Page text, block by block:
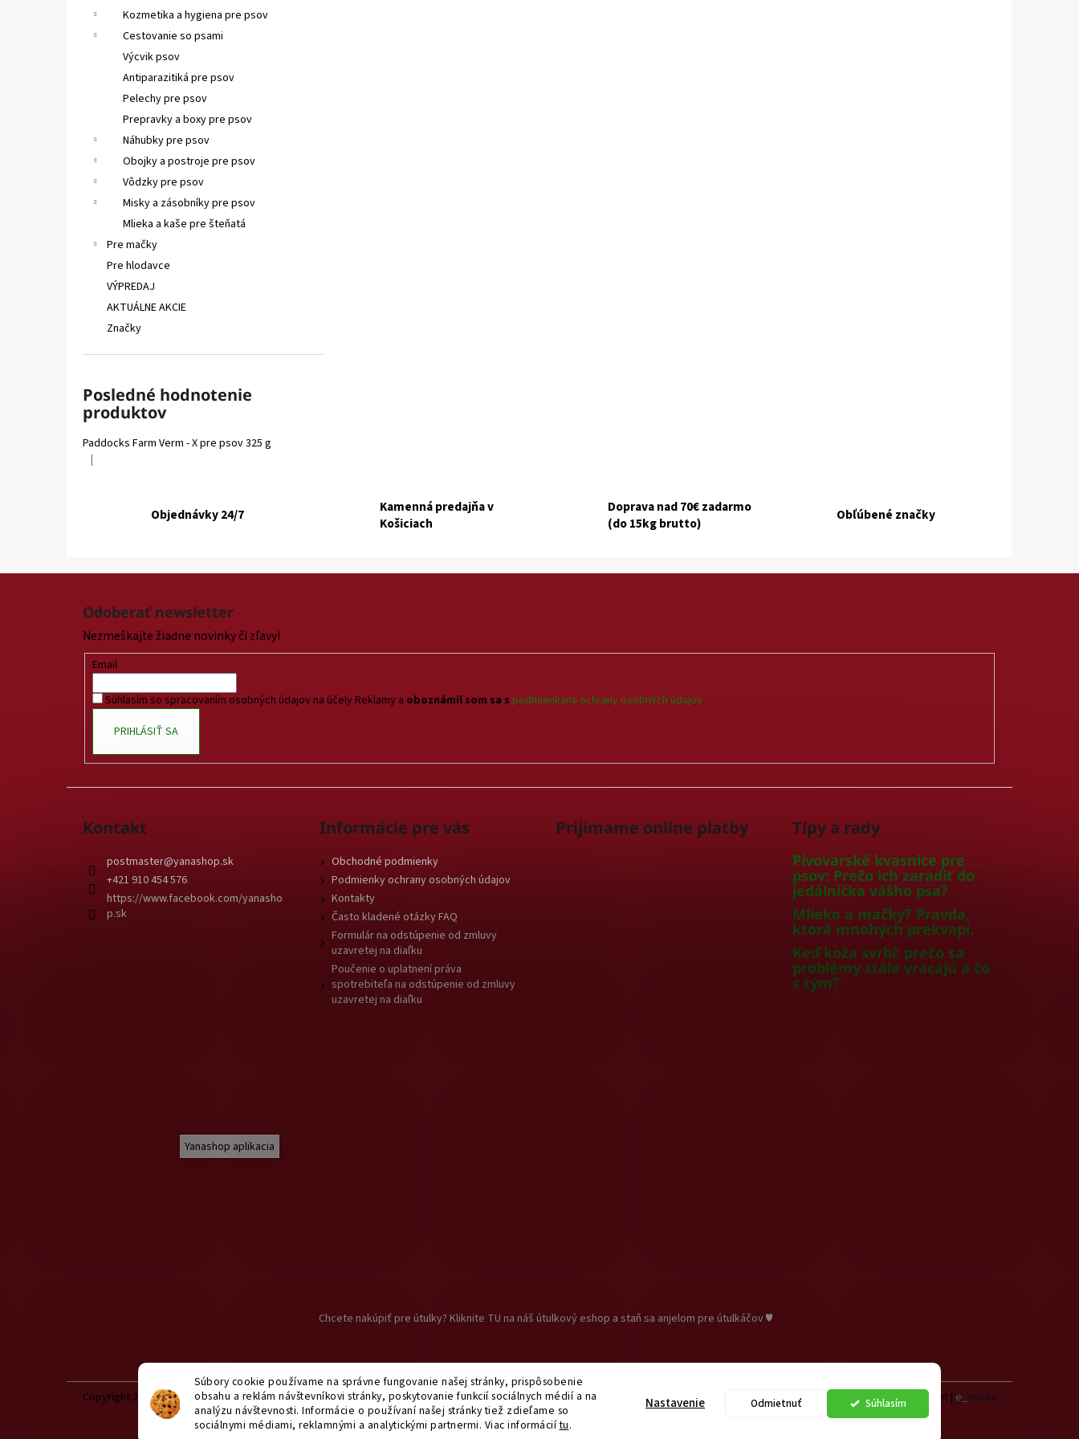
Súbory cookie používame na správne fungovanie našej stránky, prispôsobenie
obsahu a reklám návštevníkovi stránky, poskytovanie funkcií sociálnych médií a na
analýzu návštevnosti. Informácie o používaní našej stránky tiež zdieľame so
sociálnymi médiami, reklamnými a analytickými partnermi. Viac informáciítu.
Súhlasím
Odmietnuť
Nastavenie
Kozmetika a hygiena pre psov
Cestovanie so psami
Výcvik psov
Antiparazitiká pre psov
Pelechy pre psov
Prepravky a boxy pre psov
Náhubky pre psov
Obojky a postroje pre psov
Vôdzky pre psov
Misky a zásobníky pre psov
Mlieka a kaše pre šteňatá
Pre mačky
Pre hlodavce
VÝPREDAJ
AKTUÁLNE AKCIE
Značky
Posledné hodnotenie
produktov
Paddocks Farm Verm - X pre psov 325 g
Hodnotenie produktu je 5 z 5 hviezdičiek.
|
Objednávky 24/7
Kamenná predajňa v
Košiciach
Doprava nad 70€ zadarmo
(do 15kg brutto)
Obľúbené značky
Z
Odoberať newsletter
Nezmeškajte žiadne novinky či zľavy!
Email
Súhlasím so spracovaním osobných údajov na účely Reklamy a oboznámil som sa s podmienkami ochrany osobných údajov
PRIHLÁSIŤ SA
Kontakt
postmaster@yanashop.sk
+421 910 454 576
https://www.facebook.com/yanasho
p.sk
Informácie pre vás
Obchodné podmienky
Podmienky ochrany osobných údajov
Kontakty
Často kladené otázky FAQ
Formulár na odstúpenie od zmluvy
uzavretej na diaľku
Poučenie o uplatnení práva
spotrebiteľa na odstúpenie od zmluvy
uzavretej na diaľku
Prijímame online platby Tipy a rady
Pivovarské kvasnice pre
psov: Prečo ich zaradiť do
jedálnička vášho psa?
Mlieko a mačky? Pravda,
ktorá mnohých prekvapí.
Keď koža svrbí: prečo sa
problémy stále vracajú a čo
s tým?
Yanashop aplikacia
Chcete nakúpiť pre útulky? Kliknite TU na náš útulkový eshop a staň sa anjelom pre útulkáčov ♥
Vytvoril Shoptet | e_ minds
Copyright 2026yanashop.sk. Všetky práva vyhradené.Upraviť nastavenie cookies